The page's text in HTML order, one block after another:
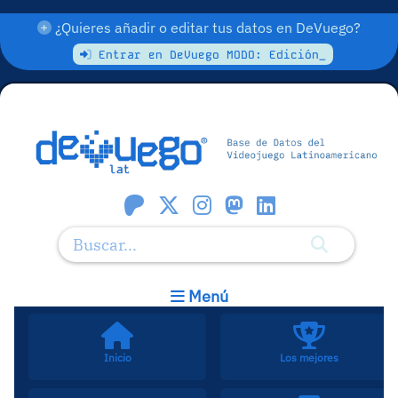
¿Quieres añadir o editar tus datos en DeVuego?
Entrar en DeVuego MODO: Edición_
Menú
Inicio Los mejores